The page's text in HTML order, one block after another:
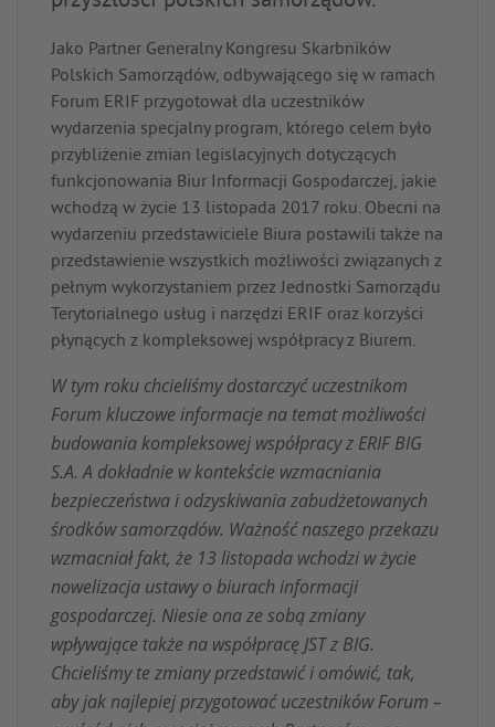
Jako Partner Generalny Kongresu Skarbników
Polskich Samorządów, odbywającego się w ramach
Forum ERIF przygotował dla uczestników
wydarzenia specjalny program, którego celem było
przybliżenie zmian legislacyjnych dotyczących
funkcjonowania Biur Informacji Gospodarczej, jakie
wchodzą w życie 13 listopada 2017 roku. Obecni na
wydarzeniu przedstawiciele Biura postawili także na
przedstawienie wszystkich możliwości związanych z
pełnym wykorzystaniem przez Jednostki Samorządu
Terytorialnego usług i narzędzi ERIF oraz korzyści
płynących z kompleksowej współpracy z Biurem.
W tym roku chcieliśmy dostarczyć uczestnikom
Forum kluczowe informacje na temat możliwości
budowania kompleksowej współpracy z ERIF BIG
S.A. A dokładnie w kontekście wzmacniania
bezpieczeństwa i odzyskiwania zabudżetowanych
środków samorządów. Ważność naszego przekazu
wzmacniał fakt, że 13 listopada wchodzi w życie
nowelizacja ustawy o biurach informacji
gospodarczej. Niesie ona ze sobą zmiany
wpływające także na współpracę JST z BIG.
Chcieliśmy te zmiany przedstawić i omówić, tak,
aby jak najlepiej przygotować uczestników Forum –